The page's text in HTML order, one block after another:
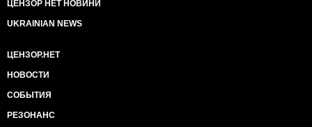
ЦЕНЗОР НЕТ НОВИНИ
UKRAINIAN NEWS
ЦЕНЗОР.НЕТ
НОВОСТИ
СОБЫТИЯ
РЕЗОНАНС